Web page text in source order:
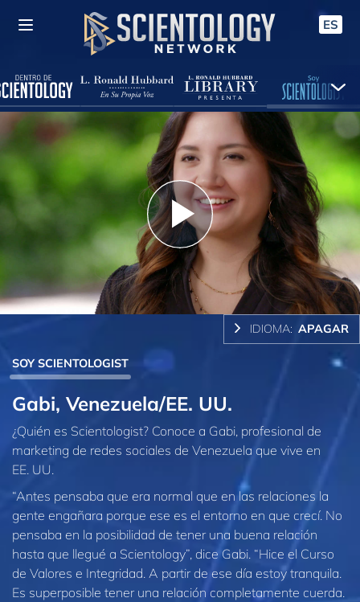
ES
Play
Video
IDIOMA: APAGAR
SOY SCIENTOLOGIST
Gabi, Venezuela/EE. UU.
¿Quién es Scientologist? Conoce a Gabi, profesional de
marketing de redes sociales de Venezuela que vive en
EE. UU.
“Antes pensaba que era normal que en las relaciones la
gente engañara porque ese es el entorno en que crecí. No
pensaba en la posibilidad de tener una buena relación
hasta que llegué a Scientology”, dice Gabi. “Hice el Curso
de Valores e Integridad. A partir de ese día estoy tranquila.
Es superposible tener una relación completamente cuerda.